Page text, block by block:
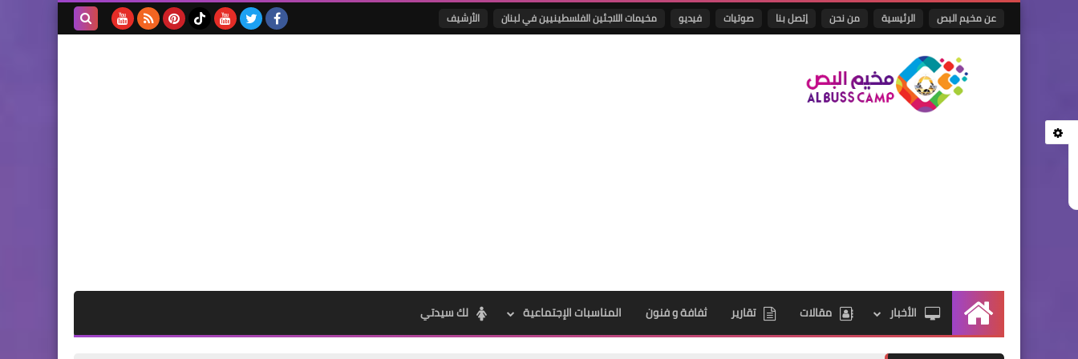
عن مخيم البص الرئيسية من نحن إتصل بنا صوتيات فيديو مخيمات اللاجئين الفلسطينيين في لبنان الأرشيف
الرئيسيةالأخبار مقالات تقارير ثفافة و فنون المناسبات الإجتماعية لك سيدتي
تستقبل منسّقة "جينيفا كول"
في لبنان
أخبار البص
بفيروس كورونا في قضاء صور..